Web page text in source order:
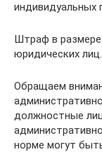
индивидуальных
Штраф в
юридических лиц.
Обращаем
должностные
норме могут